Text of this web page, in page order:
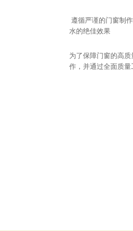
遵循严谨的门窗制
水的绝佳效果
为了保障门窗的高
作，并通过全面质